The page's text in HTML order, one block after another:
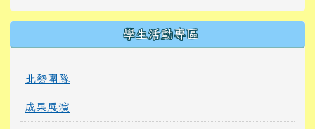
學生活動專區
北勢團隊
成果展演